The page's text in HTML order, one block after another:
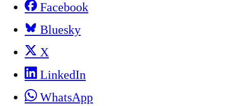
Facebook
Bluesky
X
LinkedIn
WhatsApp